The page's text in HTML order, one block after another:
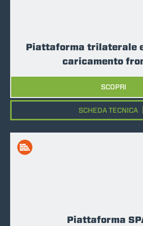
Piattaforma trilaterale
caricamento
SCOPRI
SCHEDA TECNICA
Piattaforma